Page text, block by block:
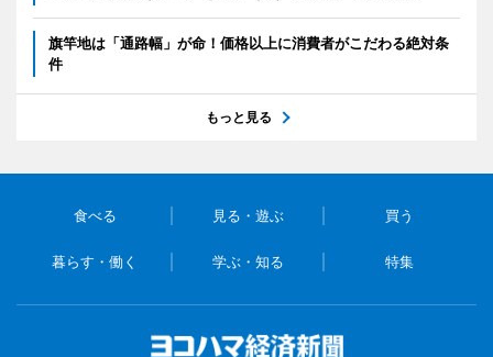
旗竿地は「通路幅」が命！価格以上に消費者がこだわる絶対条
件
もっと見る
食べる 見る・遊ぶ 買う
暮らす・働く 学ぶ・知る 特集